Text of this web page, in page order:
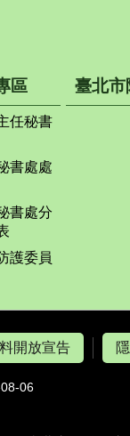
區
任秘書
書處處
書處分
護委員
臺北市
開放宣告
06